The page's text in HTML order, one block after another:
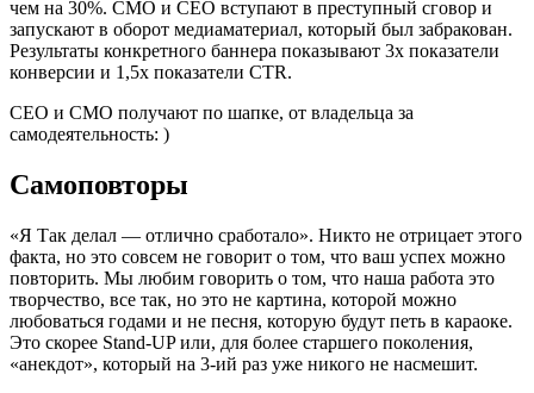
чем на 30%. СМО и СЕО вступают в преступный сговор и
запускают в оборот медиаматериал, который был забракован.
Результаты конкретного баннера показывают 3х показатели
конверсии и 1,5х показатели CTR.
СЕО и СМО получают по шапке, от владельца за
самодеятельность: )
Самоповторы
«Я Так делал — отлично сработало». Никто не отрицает этого
факта, но это совсем не говорит о том, что ваш успех можно
повторить. Мы любим говорить о том, что наша работа это
творчество, все так, но это не картина, которой можно
любоваться годами и не песня, которую будут петь в караоке.
Это скорее Stand-UP или, для более старшего поколения,
«анекдот», который на 3-ий раз уже никого не насмешит.